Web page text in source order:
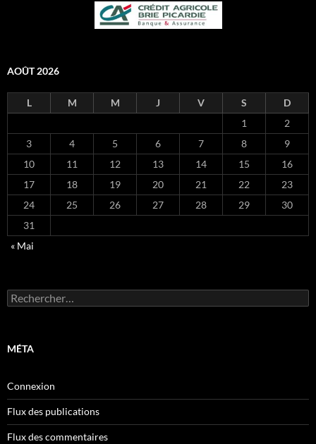
AOÛT 2026
L M M J V S
D
1
2
3
4 5 6 7 8
9
10
11 12 13 14 15
16
17
18 19 20 21 22
23
24
25 26 27 28 29
30
31
« Mai
Rechercher :
MÉTA
Connexion
Flux des publications
Flux des commentaires